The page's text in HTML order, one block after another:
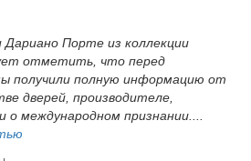
Дариано Порте из коллекции
отметить, что перед
получили полную информацию от
дверей, производителе,
о международном признании....